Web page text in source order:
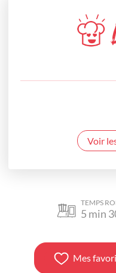
Voir
TEMPS
5 min
Mes